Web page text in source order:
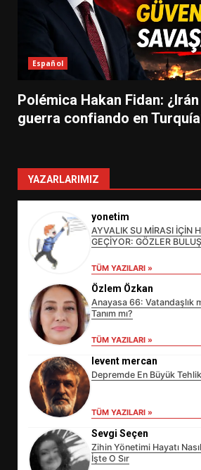
Español
Polémica Hakan Fidan:
guerra confiando en
YAZARLARIMIZ
yonetim
AYVALIK SU MİRASI İÇİN
GEÇİYOR: GÖZLER
TÜM YAZILARI »
Özlem Özkan
Anayasa 66: Vatandaşlık
Tanım mı?
TÜM YAZILARI »
levent mercan
Depremde En Büyük
TÜM YAZILARI »
Sevgi Seçen
Zihin Yönetimi Hayatı
İşte O Sır
3
EİB’DE KRİTİK
DEĞİŞECEK?